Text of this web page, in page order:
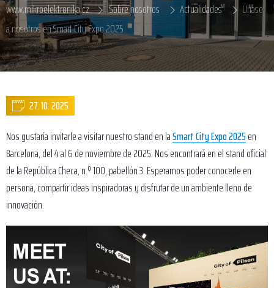
www.mikroelektronika.cz Sobre nosotros Actualidades
Únase
a nosotros en Smart City Expo 2025
27. 10. 2025
Nos gustaría invitarle a visitar nuestro stand en laSmart City Expo 2025en
Barcelona, del 4 al 6 de noviembre de 2025. Nos encontrará en el stand oficial
de la República Checa, n.º 100, pabellón 3. Esperamos poder conocerle en
persona, compartir ideas inspiradoras y disfrutar de un ambiente lleno de
innovación.